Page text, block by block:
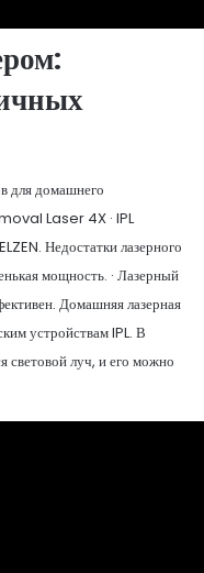
для домашнего
Laser 4X · IPL
Недостатки лазерного
мощность. · Лазерный
Домашняя лазерная
устройствам IPL. В
световой луч, и его можно